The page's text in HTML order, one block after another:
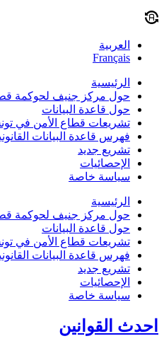
العربية
Français
الرئيسية
حول مركز جنيف لحوكمة
حول قاعدة البيانات
تشريعات قطاع الأمن في تونس:
فهرس قاعدة البيانات
تشريع جديد
الإحصائيات
سياسة خاصة
الرئيسية
حول مركز جنيف لحوكمة
حول قاعدة البيانات
تشريعات قطاع الأمن في تونس:
فهرس قاعدة البيانات
تشريع جديد
الإحصائيات
سياسة خاصة
احدث القوانين